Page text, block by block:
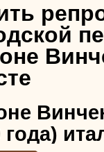
года)